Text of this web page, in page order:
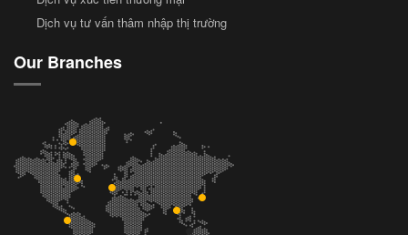
Dịch vụ tư vấn thâm nhập thị trường
Our Branches